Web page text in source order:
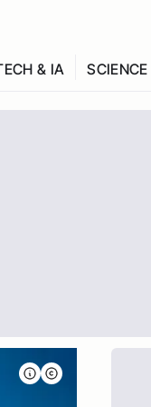
& IA SCIENCE